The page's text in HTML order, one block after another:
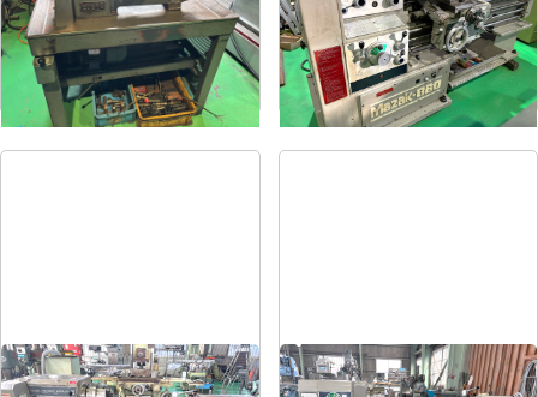
メーカー エグロ
形 式LB8-4B
式1973
メーカー マザック
形 式MK-860S
年 式1989
6尺旋盤 7尺旋盤